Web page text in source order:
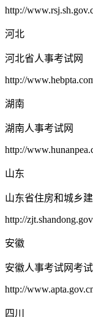
http://
河北
河北省人事考试网
http://
湖南
湖南人事考试网
http://
山东
山东省住房和城乡
http://
安徽
安徽人事考试网考试
http://
四川